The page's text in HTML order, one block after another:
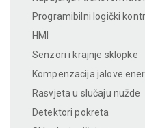
Programibilni logički
HMI
Senzori i krajnje sklopke
Kompenzacija jalove
Rasvjeta u slučaju nužde
Detektori pokreta